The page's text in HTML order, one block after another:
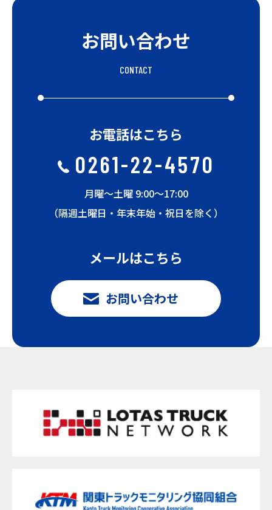
お問い合わせ
CONTACT
お電話はこちら
0261-22-4570
月曜〜土曜 9:00〜17:00
（隔週土曜日・年末年始・祝日を除く）
メールはこちら
お問い合わせ